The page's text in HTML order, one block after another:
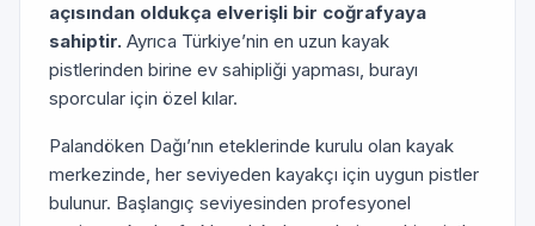
açısından oldukça elverişli bir coğrafyaya
sahiptir. Ayrıca Türkiye’nin en uzun kayak
pistlerinden birine ev sahipliği yapması, burayı
sporcular için özel kılar.
Palandöken Dağı’nın eteklerinde kurulu olan kayak
merkezinde, her seviyeden kayakçı için uygun pistler
bulunur. Başlangıç seviyesinden profesyonel